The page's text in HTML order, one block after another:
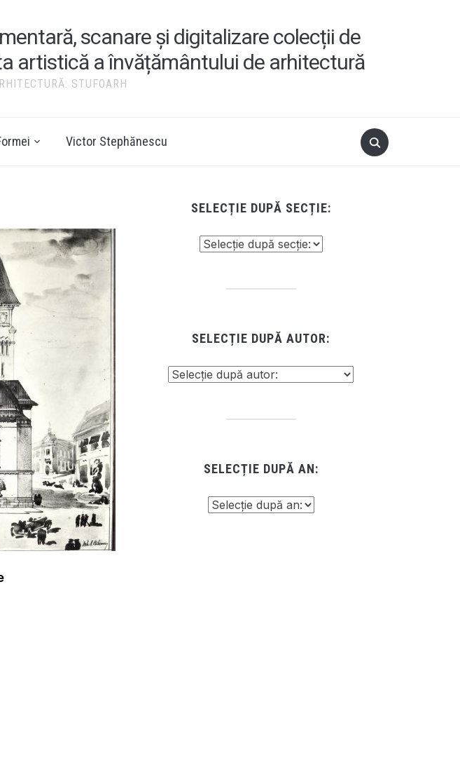
scanare și digitalizare colecții de
artistică a învățământului de arhitectură
STUFOARH
Victor Stephănescu
SELECȚIE DUPĂ SECȚIE:
SELECȚIE DUPĂ AUTOR:
SELECȚIE DUPĂ AN: